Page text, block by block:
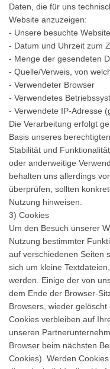
Daten, die für uns
Website anzuzeigen:
- Unsere besuchte Website
- Datum und Uhrzeit zum
- Menge der gesendeten
- Quelle/Verweis, von
- Verwendeter Browser
- Verwendetes
- Verwendete IP-Adresse
Die Verarbeitung erfolgt
Basis unseres
Stabilität und
oder anderweitige
behalten uns allerdings
überprüfen, sollten
Nutzung hinweisen.
3) Cookies
Um den Besuch unserer
Nutzung bestimmter
auf verschiedenen Seiten
sich um kleine
werden. Einige der von
dem Ende der Browser-
Browsers, wieder
Cookies verbleiben auf
unseren
Browser beim nächsten
Cookies). Werden